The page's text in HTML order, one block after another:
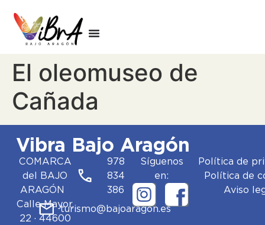
El oleomuseo de
Cañada
Vibra Bajo Aragón
COMARCA
del BAJO
ARAGÓN
Calle Mayor,
22 · 44600
978
834
386
turismo@bajoaragon.es
Síguenos
en:
Política de
Política de
Aviso